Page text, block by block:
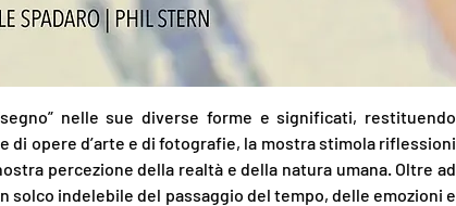
nelle sue diverse forme e significati, restituendo
di opere d’arte e di fotografie, la mostra stimola riflessioni
percezione della realtà e della natura umana. Oltre ad
solco indelebile del passaggio del tempo, delle emozioni e